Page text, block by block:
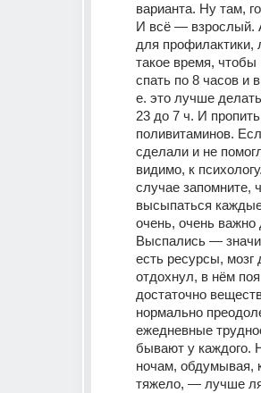
варианта. Ну там,
И всё — взрослый.
для профилактики,
такое время,
спать по 8 часов и
е. это лучше
23 до 7 ч. И
поливитаминов.
сделали и не
видимо, к
случае запомните,
высыпаться
очень, очень важно
Выспались —
есть ресурсы, мозг
отдохнул, в нём
достаточно
нормально
ежедневные
бывают у каждого.
ночам, обдумывая,
тяжело, — лучше